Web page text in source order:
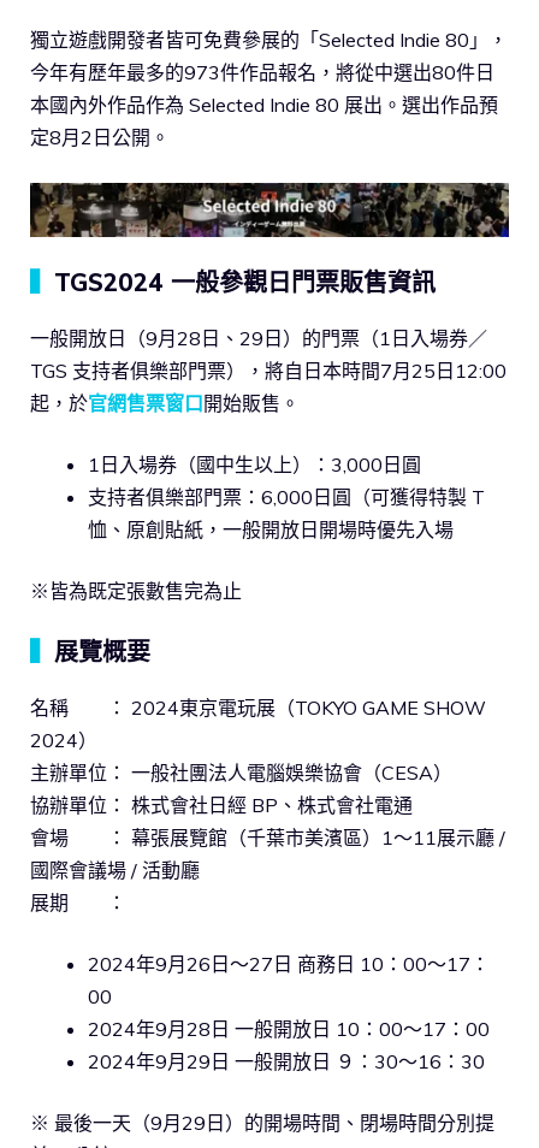
獨立遊戲開發者皆可免費參展的「Selected Indie 80」，
今年有歷年最多的973件作品報名，將從中選出80件日
本國內外作品作為 Selected Indie 80 展出。選出作品預
定8月2日公開。
TGS2024 一般參觀日門票販售資訊
一般開放日（9月28日、29日）的門票（1日入場券／
TGS 支持者俱樂部門票），將自日本時間7月25日12:00
起，於官網售票窗口開始販售。
1日入場券（國中生以上）：3,000日圓
支持者俱樂部門票：6,000日圓（可獲得特製 T
恤、原創貼紙，一般開放日開場時優先入場
※皆為既定張數售完為止
展覽概要
名稱 ： 2024東京電玩展（TOKYO GAME SHOW
2024）
主辦單位： 一般社團法人電腦娛樂協會（CESA）
協辦單位： 株式會社日經 BP、株式會社電通
會場 ： 幕張展覽館（千葉市美濱區）1～11展示廳 /
國際會議場 / 活動廳
展期 ：
2024年9月26日～27日 商務日 10：00～17：
00
2024年9月28日 一般開放日 10：00～17：00
2024年9月29日 一般開放日 ９：30～16：30
※ 最後一天（9月29日）的開場時間、閉場時間分別提